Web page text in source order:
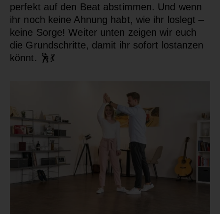
perfekt auf den Beat abstimmen. Und wenn
ihr noch keine Ahnung habt, wie ihr loslegt –
keine Sorge! Weiter unten zeigen wir euch
die Grundschritte, damit ihr sofort lostanzen
könnt. 🕺💃